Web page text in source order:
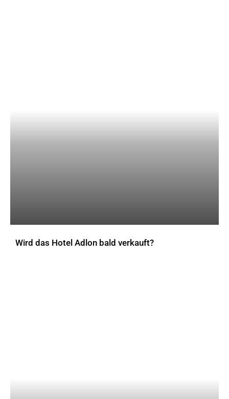
Wird das Hotel Adlon bald verkauft?